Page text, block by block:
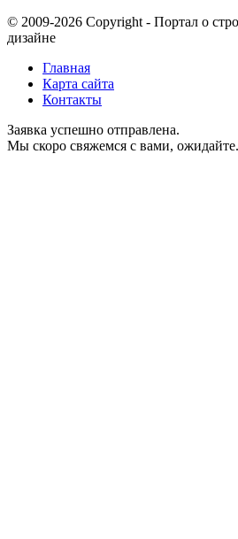
© 2009-2026 Copyright - Портал о
дизайне
Главная
Карта сайта
Контакты
Заявка успешно отправлена.
Мы скоро свяжемся с вами, ожидайте.